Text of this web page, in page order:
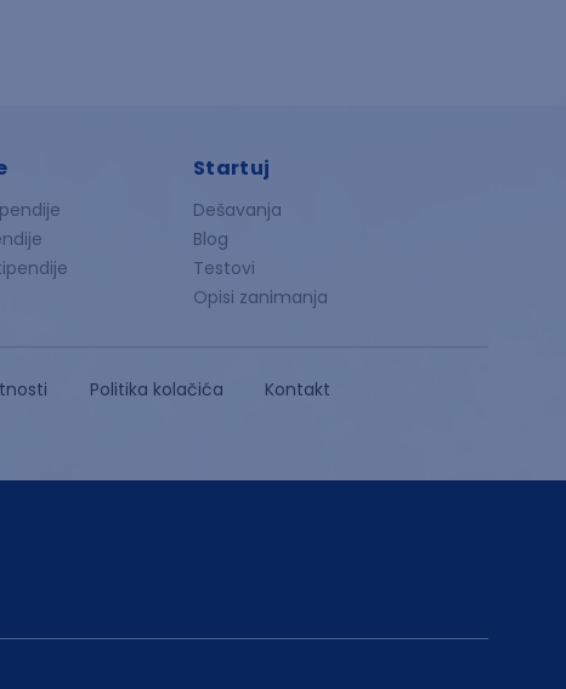
Startuj
Dešavanja
Blog
Testovi
Opisi zanimanja
Politika kolačića Kontakt